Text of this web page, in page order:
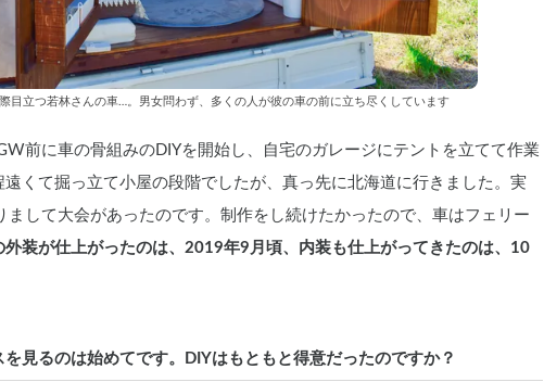
目立つ若林さんの車…。男女問わず、多くの人が彼の車の前に立ち尽くしています
前に車の骨組みのDIYを開始し、自宅のガレージにテントを立てて作業
くて掘っ立て小屋の段階でしたが、真っ先に北海道に行きました。実
して大会があったのです。制作をし続けたかったので、車はフェリー
外装が仕上がったのは、2019年9月頃、内装も仕上がってきたのは、10
見るのは始めてです。DIYはもともと得意だったのですか？